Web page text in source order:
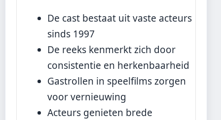
De cast bestaat uit vaste acteurs
sinds 1997
De reeks kenmerkt zich door
consistentie en herkenbaarheid
Gastrollen in speelfilms zorgen
voor vernieuwing
Acteurs genieten brede